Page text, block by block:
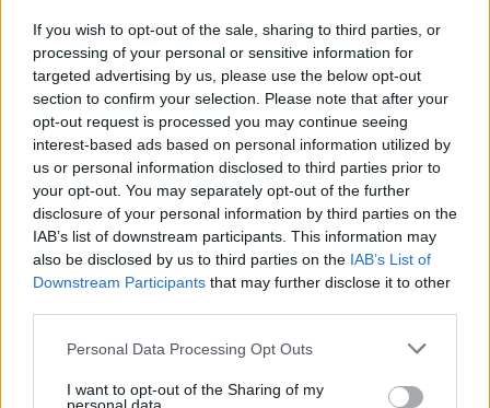
If you wish to opt-out of the sale, sharing to third parties, or
processing of your personal or sensitive information for
targeted advertising by us, please use the below opt-out
section to confirm your selection. Please note that after your
opt-out request is processed you may continue seeing
interest-based ads based on personal information utilized by
us or personal information disclosed to third parties prior to
your opt-out. You may separately opt-out of the further
disclosure of your personal information by third parties on the
IAB’s list of downstream participants. This information may
also be disclosed by us to third parties on the IAB’s List of
Downstream Participants that may further disclose it to other
Please note that this website/app uses one or more Google
not limited to your visit or usage behaviour. You may click to
Personal Data Processing Opt Outs
I want to opt-out of the Sharing of my